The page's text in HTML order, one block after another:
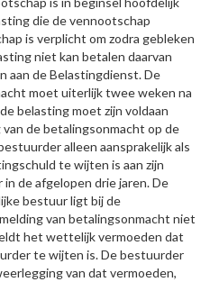
die de vennootschap
is verplicht om zodra gebleken
niet kan betalen daarvan
aan de Belastingdienst. De
moet uiterlijk twee weken na
belasting moet zijn voldaan
de betalingsonmacht op de
alleen aansprakelijk als
te wijten is aan zijn
de afgelopen drie jaren. De
bestuur ligt bij de
van betalingsonmacht niet
het wettelijk vermoeden dat
te wijten is. De bestuurder
van dat vermoeden,